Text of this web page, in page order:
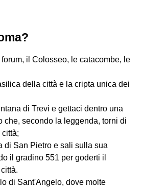
il Colosseo, le catacombe, le
della città e la cripta unica dei
di Trevi e gettaci dentro una
che, secondo la leggenda, torni di
di San Pietro e sali sulla sua
il gradino 551 per goderti il
di Sant'Angelo, dove molte